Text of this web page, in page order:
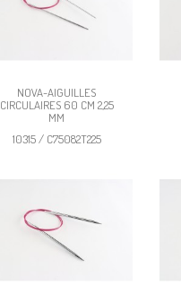
NOVA-AIGUILLES
CIRCULAIRES 60 CM 2,25
MM
10315 / C75082T225